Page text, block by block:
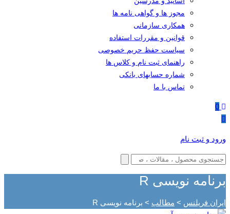
مجوز ها و گواهی نامه ها
همکاری سازمانی
قوانین و مقررات استفاده
سیاست حفظ حریم خصوصی
راهنمای ثبت نام و کلاس ها
شماره حسابهای بانکی
تماس با ما
0
ورود و ثبت نام
برنامه نویسی R
ایران فریلنس > مطالب > برنامه نویسی R